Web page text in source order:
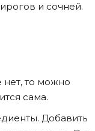
и сочней.
нет, то можно
сама.
Добавить